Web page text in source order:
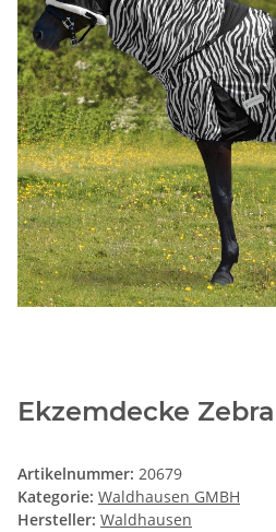
Ekzemdecke Zebra
Artikelnummer: 20679
Kategorie: Waldhausen GMBH
Hersteller: Waldhausen